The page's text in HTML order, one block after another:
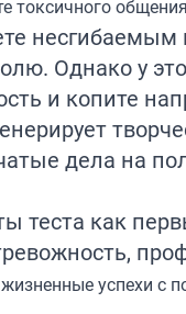
токсичного
Однако у
и копите
дела на
теста как
успехи с